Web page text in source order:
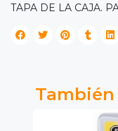
TAPA DE LA CAJA.